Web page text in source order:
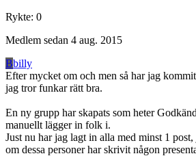
Rykte: 0
Medlem sedan 4 aug. 2015
Bbilly
Efter mycket om och men så har jag
jag tror funkar rätt bra.
En ny grupp har skapats som heter
manuellt lägger in folk i.
Just nu har jag lagt in alla med minst 1
om dessa personer har skrivit någon